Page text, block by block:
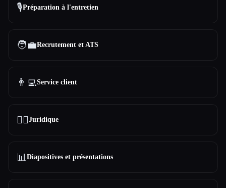
🎙️Préparation à l'entretien
🧑‍💼Recrutement et ATS
👨‍💻Service client
👩‍⚖️Juridique
📊 Diapositives et présentations